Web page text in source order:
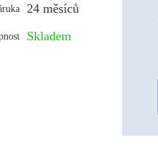
24 měsíců
Skladem